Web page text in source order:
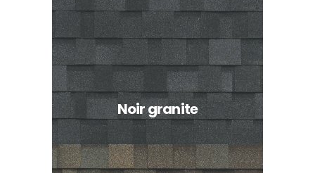
Noir granite